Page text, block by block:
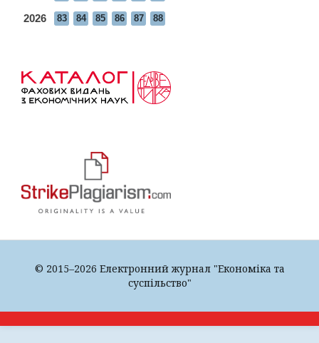
2026 83 84 85 86 87 88
© 2015–2026 Електронний журнал "Економіка та
суспільство"